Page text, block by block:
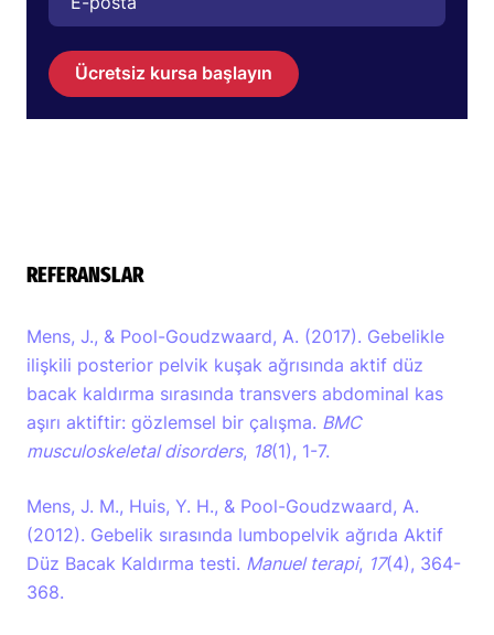
Ücretsiz kursa başlayın
REFERANSLAR
Mens, J., & Pool-Goudzwaard, A. (2017). Gebelikle
ilişkili posterior pelvik kuşak ağrısında aktif düz
bacak kaldırma sırasında transvers abdominal kas
aşırı aktiftir: gözlemsel bir çalışma. BMC
musculoskeletal disorders, 18(1), 1-7.
Mens, J. M., Huis, Y. H., & Pool-Goudzwaard, A.
(2012). Gebelik sırasında lumbopelvik ağrıda Aktif
Düz Bacak Kaldırma testi. Manuel terapi, 17(4), 364-
368.